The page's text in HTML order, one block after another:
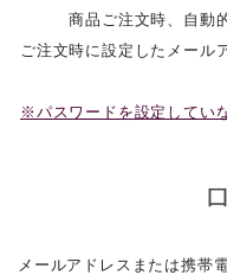
商品ご注文時、自動
ご注文時に設定したメール
※パスワードを設定してい
メールアドレスまたは携帯